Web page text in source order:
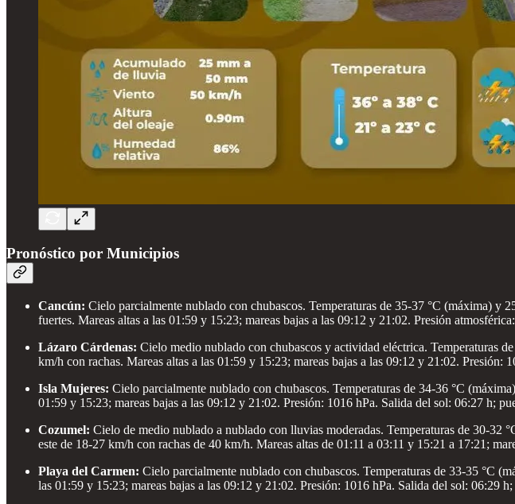
Pronóstico por Municipios
Cancún: Cielo parcialmente nublado con chubascos. Temperaturas de 35-37 °C (máxima) y
fuertes. Mareas altas a las 01:59 y 15:23; mareas bajas a las 09:12 y 21:02. Presión
Lázaro Cárdenas: Cielo medio nublado con chubascos y actividad eléctrica. Temperaturas
km/h con rachas. Mareas altas a las 01:59 y 15:23; mareas bajas a las 09:12 y 21:02. Presión:
Isla Mujeres: Cielo parcialmente nublado con chubascos. Temperaturas de 34-36 °C
01:59 y 15:23; mareas bajas a las 09:12 y 21:02. Presión: 1016 hPa. Salida del sol: 06:27 h;
Cozumel: Cielo de medio nublado a nublado con lluvias moderadas. Temperaturas de 30-32
este de 18-27 km/h con rachas de 40 km/h. Mareas altas de 01:11 a 03:11 y 15:21 a 17:21;
Playa del Carmen: Cielo parcialmente nublado con chubascos. Temperaturas de 33-35 °C
las 01:59 y 15:23; mareas bajas a las 09:12 y 21:02. Presión: 1016 hPa. Salida del sol: 06:29